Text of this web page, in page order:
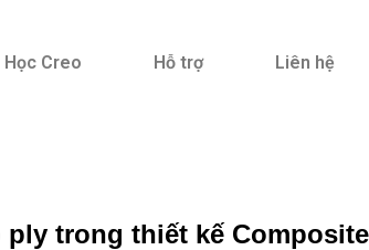
Học Creo Hỗ trợ Liên hệ
trong thiết kế